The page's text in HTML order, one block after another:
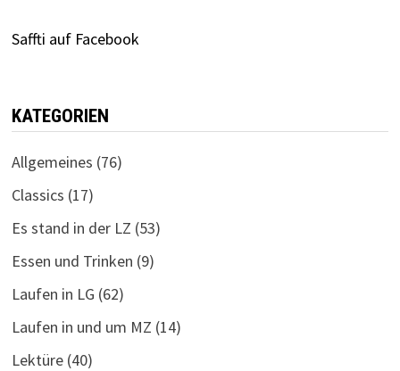
Saffti auf Facebook
KATEGORIEN
Allgemeines (76)
Classics (17)
Es stand in der LZ (53)
Essen und Trinken (9)
Laufen in LG (62)
Laufen in und um MZ (14)
Lektüre(40)